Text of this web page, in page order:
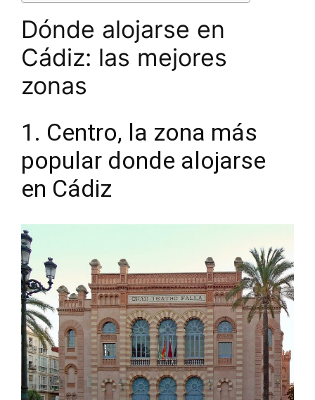
Dónde alojarse en
Cádiz: las mejores
zonas
1. Centro, la zona más
popular donde alojarse
en Cádiz